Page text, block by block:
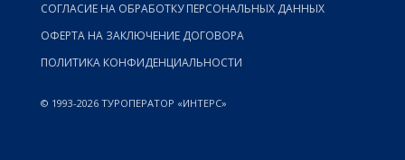
СОГЛАСИЕ НА ОБРАБОТКУ ПЕРСОНАЛЬНЫХ ДАННЫХ
ОФЕРТА НА ЗАКЛЮЧЕНИЕ ДОГОВОРА
ПОЛИТИКА КОНФИДЕНЦИАЛЬНОСТИ
© 1993-2026 ТУРОПЕРАТОР «ИНТЕРС»